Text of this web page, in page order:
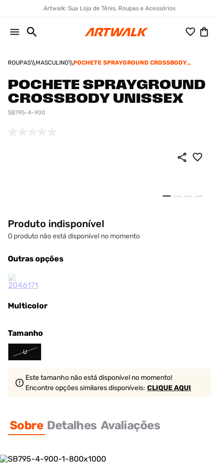
Artwalk: Sua Loja de Tênis, Roupas e Acessórios
ROUPAS MASCULINO
POCHETE SPRAYGROUND CROSSBODY
POCHETE SPRAYGROUND
CROSSBODY UNISSEX
SB795-4-900
Produto indisponível
O produto não está disponível no momento
Outras opções
Multicolor
Tamanho
U
Este tamanho não está disponível no momento!
Encontre opções similaresdisponíveis: CLIQUE AQUI
Sobre Detalhes Avaliações